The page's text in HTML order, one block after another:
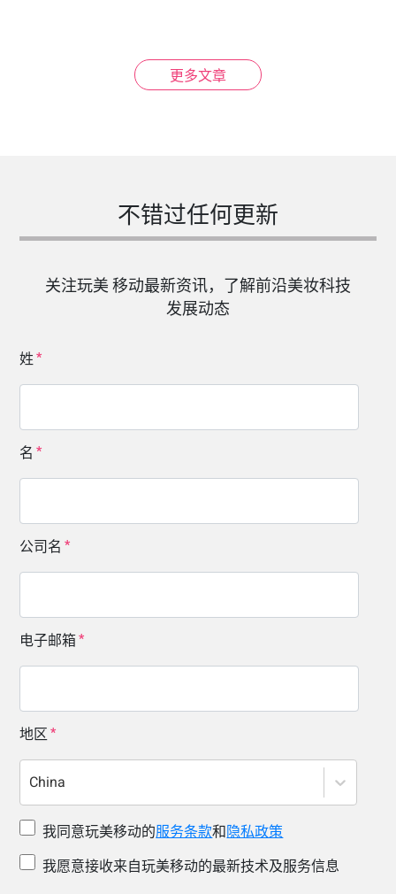
更多文章
不错过任何更新
关注玩美 移动最新资讯，了解前沿美妆科技
发展动态
姓
名
公司名
电子邮箱
地区
China
我同意玩美移动的服务条款和隐私政策
我愿意接收来自玩美移动的最新技术及服务信息